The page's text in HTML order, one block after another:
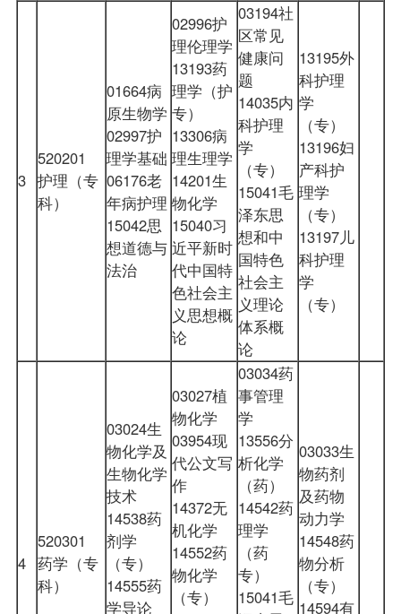
3
520201
护理（专
科）
01664病
原生物学
02997护
理学基础
06176老
年病护理
15042思
想道德与
法治
02996护
理伦理学
13193药
理学（护
专）
13306病
理生理学
14201生
物化学
15040习
近平新时
代中国特
色社会主
义思想概
论
03194社
区常见
健康问
题
14035内
科护理
学
（专）
15041毛
泽东思
想和中
国特色
社会主
义理论
体系概
论
13195外
科护理
学
（专）
13196妇
产科护
理学
（专）
13197儿
科护理
学
（专）
4
520301
药学（专
科）
03024生
物化学及
生物化学
技术
14538药
剂学
（专）
14555药
学导论
03027植
物化学
03954现
代公文写
作
14372无
机化学
14552药
物化学
（专）
03034药
事管理
学
13556分
析化学
（药）
14542药
理学
（药
专）
15041毛
03033生
物药剂
及药物
动力学
14548药
物分析
（专）
14594有